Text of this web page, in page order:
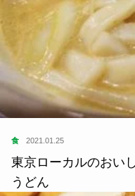
食 2021.01.25
東京ローカルのおい
うどん